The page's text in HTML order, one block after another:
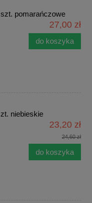
pomarańczowe
27,00 zł
do koszyka
niebieskie
23,20 zł
24,60 zł
do koszyka